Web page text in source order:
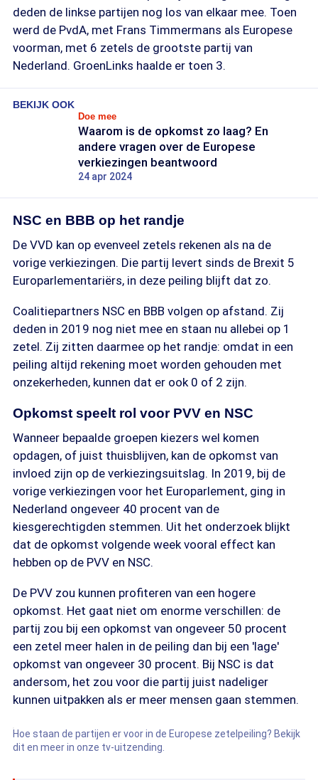
deden de linkse partijen nog los van elkaar mee. Toen
werd de PvdA, met Frans Timmermans als Europese
voorman, met 6 zetels de grootste partij van
Nederland. GroenLinks haalde er toen 3.
BEKIJK OOK
Doe mee
Waarom is de opkomst zo laag? En
andere vragen over de Europese
verkiezingen beantwoord
24 apr 2024
NSC en BBB op het randje
De VVD kan op evenveel zetels rekenen als na de
vorige verkiezingen. Die partij levert sinds de Brexit 5
Europarlementariërs, in deze peiling blijft dat zo.
Coalitiepartners NSC en BBB volgen op afstand. Zij
deden in 2019 nog niet mee en staan nu allebei op 1
zetel. Zij zitten daarmee op het randje: omdat in een
peiling altijd rekening moet worden gehouden met
onzekerheden, kunnen dat er ook 0 of 2 zijn.
Opkomst speelt rol voor PVV en NSC
Wanneer bepaalde groepen kiezers wel komen
opdagen, of juist thuisblijven, kan de opkomst van
invloed zijn op de verkiezingsuitslag. In 2019, bij de
vorige verkiezingen voor het Europarlement, ging in
Nederland ongeveer 40 procent van de
kiesgerechtigden stemmen. Uit het onderzoek blijkt
dat de opkomst volgende week vooral effect kan
hebben op de PVV en NSC.
De PVV zou kunnen profiteren van een hogere
opkomst. Het gaat niet om enorme verschillen: de
partij zou bij een opkomst van ongeveer 50 procent
een zetel meer halen in de peiling dan bij een 'lage'
opkomst van ongeveer 30 procent. Bij NSC is dat
andersom, het zou voor die partij juist nadeliger
kunnen uitpakken als er meer mensen gaan stemmen.
Hoe staan de partijen er voor in de Europese zetelpeiling? Bekijk
dit en meer in onze tv-uitzending.